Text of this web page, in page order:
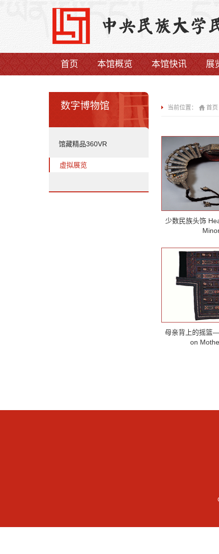
首页 本馆概览 本馆快讯 展
数字博物馆
馆藏精品360VR
虚拟展览
当前位置： 首页
少数民族头饰
母亲背上的摇篮
on